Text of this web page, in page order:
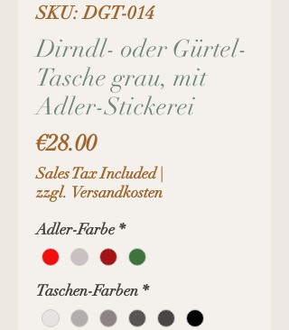
SKU: DGT-014
Dirndl- oder Gürtel-
Tasche grau, mit
Adler-Stickerei
€28.00Price
Sales Tax Included|
zzgl. Versandkosten
Adler-Farbe *
Taschen-Farben *